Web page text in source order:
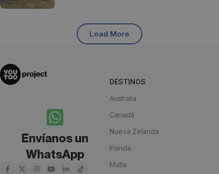
Load More
¡Anímate y escríbenos!
Envíanos un
WhatsApp
DESTINOS
Australia
Canadá
Nueva Zelanda
Irlanda
Malta